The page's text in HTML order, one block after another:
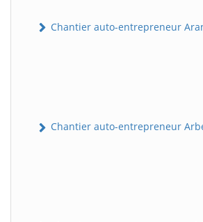
Chantier auto-entrepreneur
Chantier auto-entrepreneur